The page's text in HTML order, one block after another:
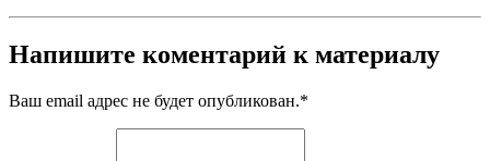
Напишите коментарий к материалу
Ваш email адрес не будет опубликован.*